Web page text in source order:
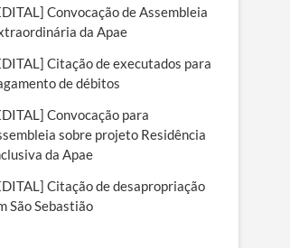
Convocação de Assembleia
da Apae
Citação de executados para
de débitos
Convocação para
sobre projeto Residência
da Apae
Citação de desapropriação
São Sebastião